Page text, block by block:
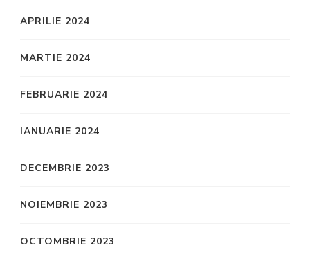
APRILIE 2024
MARTIE 2024
FEBRUARIE 2024
IANUARIE 2024
DECEMBRIE 2023
NOIEMBRIE 2023
OCTOMBRIE 2023